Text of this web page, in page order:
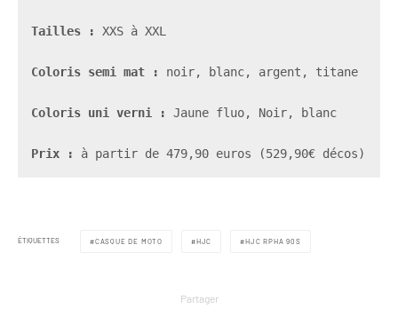
Tailles : XXS à XXL
Coloris semi mat : noir, blanc, argent, titane
Coloris uni verni : Jaune fluo, Noir, blanc
Prix : à partir de 479,90 euros (529,90€ décos)
ÉTIQUETTES CASQUE DE MOTO HJC HJC RPHA 90S
Partager